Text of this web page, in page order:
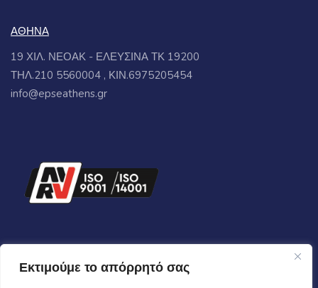
Εκτιμούμε το απόρρητό σας
ΑΘΗΝΑ
19 ΧΙΛ. ΝΕΟΑΚ - ΕΛΕΥΣΙΝΑ ΤΚ 19200
ΤΗΛ.210 5560004 , ΚΙΝ.6975205454
info@epseathens.gr